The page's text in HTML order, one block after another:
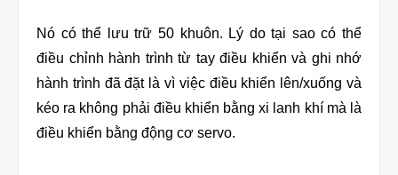
Nó có thể lưu trữ 50 khuôn. Lý do tại sao có thể
điều chỉnh hành trình từ tay điều khiển và ghi nhớ
hành trình đã đặt là vì việc điều khiển lên/xuống và
kéo ra không phải điều khiển bằng xi lanh khí mà là
điều khiển bằng động cơ servo.